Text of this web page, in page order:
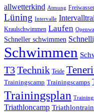
allwetterkind Atmung Freiwasser
Lüning Intervalle
Kraulschwimmen Laufen
Schneller schwimmen
Schwimmen
T3Technik Teide
Trainingscamp Trainingscamps
Trainingsplan
Triathloncamp